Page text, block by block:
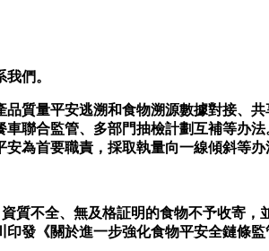
們。
質量平安逃溯和食物溯源數據對接、共
聯合監管、多部門抽檢計劃互補等办
為首要職責，採取執量向一線傾斜等办
不全、無及格証明的食物不予收寄，
發《關於進一步強化食物平安全鏈條